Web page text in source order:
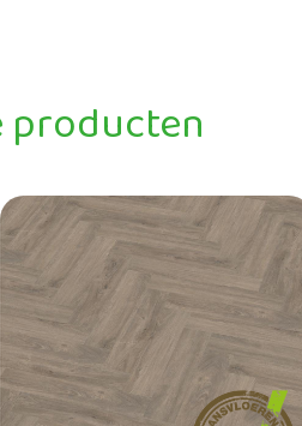
producten